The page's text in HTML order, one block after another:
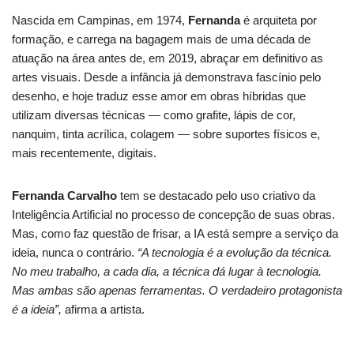
Nascida em Campinas, em 1974, Fernandaé arquiteta por
formação, e carrega na bagagem mais de uma década de
atuação na área antes de, em 2019, abraçar em definitivo as
artes visuais. Desde a infância já demonstrava fascínio pelo
desenho, e hoje traduz esse amor em obras híbridas que
utilizam diversas técnicas — como grafite, lápis de cor,
nanquim, tinta acrílica, colagem — sobre suportes físicos e,
mais recentemente, digitais.
Fernanda Carvalho tem se destacado pelo uso criativo da
Inteligência Artificial no processo de concepção de suas obras.
Mas, como faz questão de frisar, a IA está sempre a serviço da
ideia, nunca o contrário. “A tecnologia é a evolução da técnica.
No meu trabalho, a cada dia, a técnica dá lugar à tecnologia.
Mas ambas são apenas ferramentas. O verdadeiro protagonista
é a ideia”, afirma a artista.